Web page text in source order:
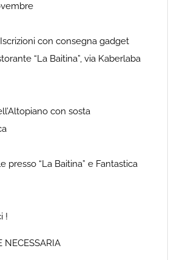
con consegna gadget
“La Baitina”, via Kaberlaba
con sosta
presso “La Baitina” e Fantastica
!
NECESSARIA